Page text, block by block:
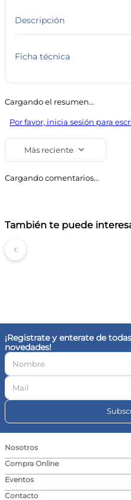
Descripción
Dental Technique Deep 525
Ficha técnica
5769
Uso
Cargando el resumen…
Por favor, inicia sesión para
Más reciente
Cargando comentarios…
También te puede
¡Registrate y enterate de
novedades!
Nosotros
Compra Online
Eventos
Contacto